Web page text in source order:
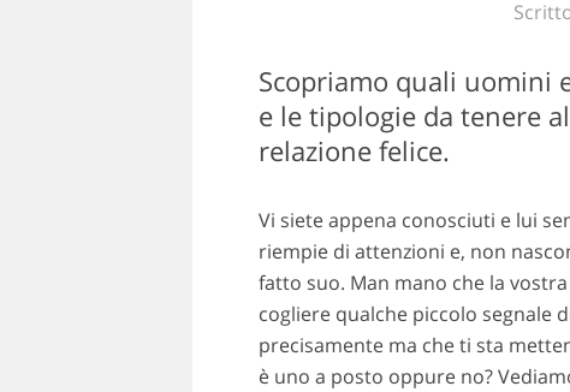
Scopriamo quali uomini
e le tipologie da tenere
relazione felice.
Vi siete appena conosciuti e lui
riempie di attenzioni e, non
fatto suo. Man mano che la
cogliere qualche piccolo segnale
precisamente ma che ti sta
è uno a posto oppure no?